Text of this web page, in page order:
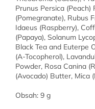
Prunus Persica (Peach)
(Pomegranate), Rubus
Idaeus (Raspberry),
(Papaya), Solanum
Black Tea and Euterpe
(A-Tocopherol),
Powder, Rosa Canina
(Avocado) Butter, Mica
Obsah: 9 g